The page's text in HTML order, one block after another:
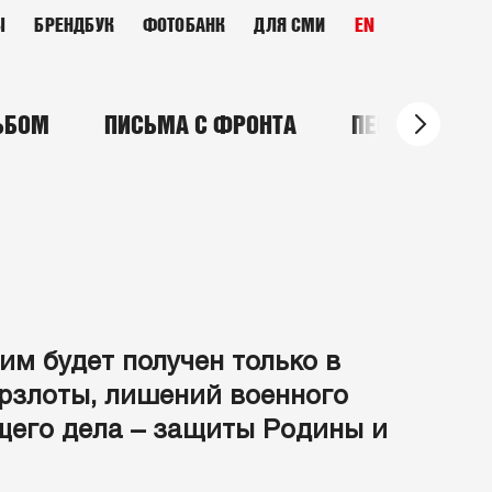
БРЕНДБУК ФОТОБАНК ДЛЯ СМИ EN
ПИСЬМА С ФРОНТА ПЕСНИ
будет получен только в
лишений военного
дела – защиты Родины и